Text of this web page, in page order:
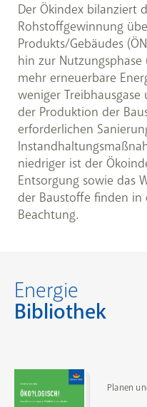
Der Ökindex bilanziert
Rohstoffgewinnung
Produkts/Gebäudes
hin zur Nutzungsphase
mehr erneuerbare
weniger
der Produktion der
erforderlichen
niedriger ist der
Entsorgung sowie das
der Baustoffe finden in
Beachtung.
Energie
Bibliothek
Planen